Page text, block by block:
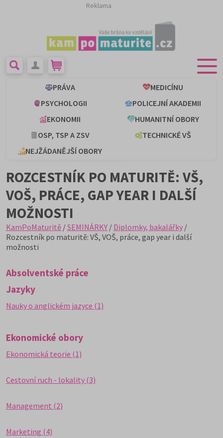
Reklama
PRÁVA
MEDICÍNU
PSYCHOLOGII
POLICEJNÍ AKADEMII
EKONOMII
HUMANITNÍ OBORY
OSP, TSP A ZSV
TECHNICKÉ VŠ
NEJŽÁDANĚJŠÍ OBORY
ROZCESTNÍK PO MATURITĚ: VŠ,
VOŠ, PRÁCE, GAP YEAR I DALŠÍ
MOŽNOSTI
KamPoMaturitě /SEMINÁRKY / Diplomky, bakalářky /
Rozcestník po maturitě: VŠ, VOŠ, práce, gap year i další
možnosti
Absolventské práce
Jazyky
Nauky o anglickém jazyce (1)
Ekonomické obory
Ekonomická teorie (1)
Cestovní ruch - lokality (3)
Management (2)
Marketing (4)